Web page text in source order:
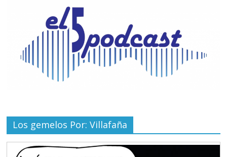
Los gemelos Por: Villafaña